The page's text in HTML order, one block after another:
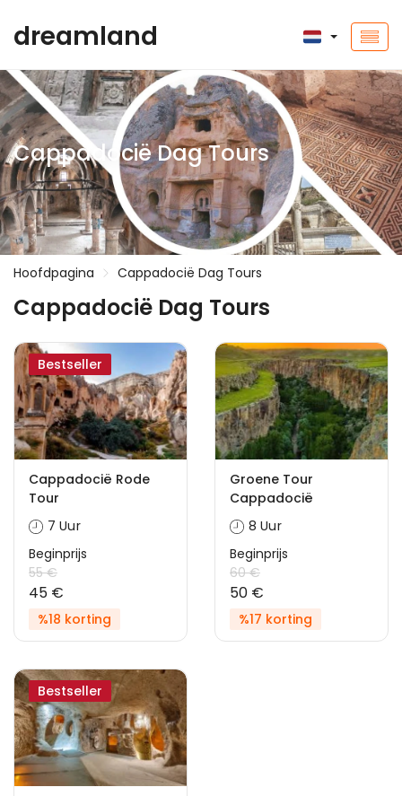
dreamland
Cappadocië Dag Tours
Hoofdpagina Cappadocië Dag Tours
Cappadocië Dag Tours
Bestseller
Cappadocië Rode
Tour
7 Uur
Beginprijs
55 €
45 €
%18 korting
Groene Tour
Cappadocië
8 Uur
Beginprijs
60 €
50 €
%17 korting
Bestseller